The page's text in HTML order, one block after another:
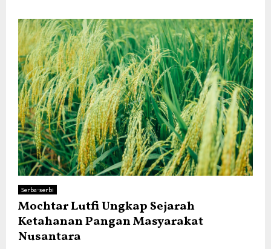
Serba-serbi
Mochtar Lutfi Ungkap Sejarah
Ketahanan Pangan Masyarakat
Nusantara